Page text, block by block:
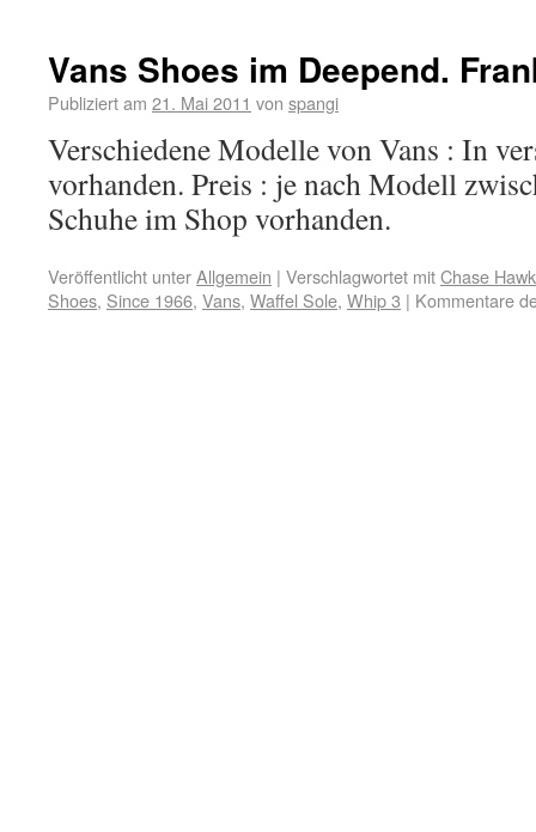
Vans Shoes im Deepend.
Publiziert am 21. Mai 2011 von spangi
Verschiedene Modelle von Vans : In
vorhanden. Preis : je nach Modell
Schuhe im Shop vorhanden.
Veröffentlicht unterAllgemein | Verschlagwortet mitChase Hawk
Shoes, Since 1966, Vans, Waffel Sole, Whip 3 | Kommentare